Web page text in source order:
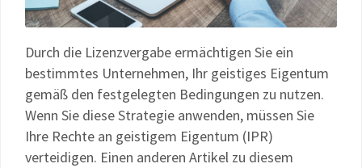
Durch die Lizenzvergabe ermächtigen Sie ein
bestimmtes Unternehmen, Ihr geistiges Eigentum
gemäß den festgelegten Bedingungen zu nutzen.
Wenn Sie diese Strategie anwenden, müssen Sie
Ihre Rechte an geistigem Eigentum (IPR)
verteidigen. Einen anderen Artikel zu diesem